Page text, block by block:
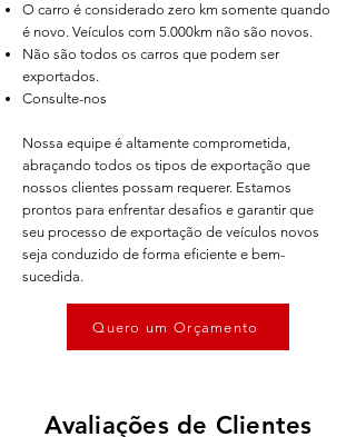
O carro é considerado zero km somente quando
é novo. Veículos com 5.000km não são novos.
​Não são todos os carros que podem ser
exportados.
Consulte-nos
Nossa equipe é altamente comprometida,
abraçando todos os tipos de exportação que
nossos clientes possam requerer. Estamos
prontos para enfrentar desafios e garantir que
seu processo de exportação de veículos novos
seja conduzido de forma eficiente e bem-
sucedida.
Quero um Orçamento
Avaliações de Clientes